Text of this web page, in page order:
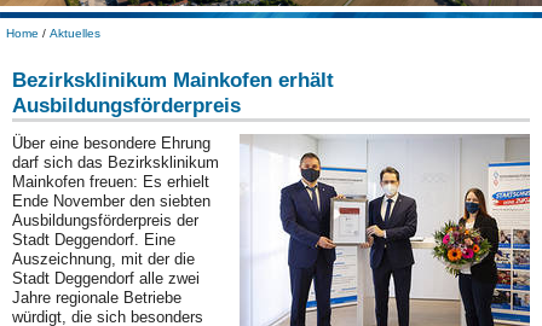
Home / Aktuelles
Bezirksklinikum Mainkofen erhält
Ausbildungsförderpreis
Über eine besondere Ehrung
darf sich das Bezirksklinikum
Mainkofen freuen: Es erhielt
Ende November den siebten
Ausbildungsförderpreis der
Stadt Deggendorf. Eine
Auszeichnung, mit der die
Stadt Deggendorf alle zwei
Jahre regionale Betriebe
würdigt, die sich besonders